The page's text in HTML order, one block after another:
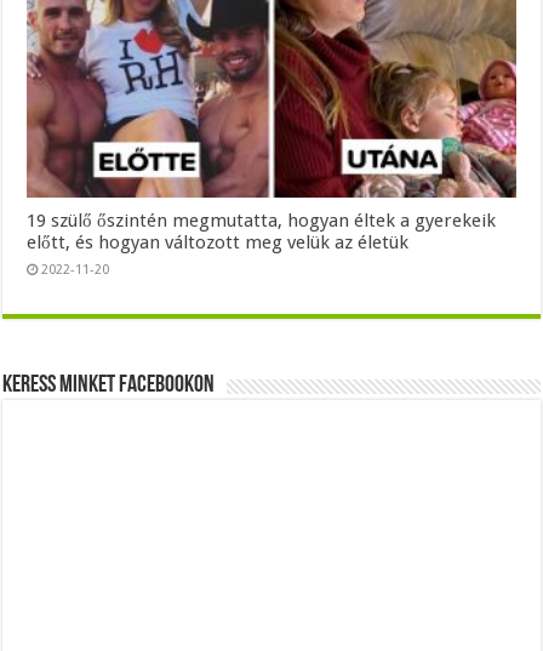
19 szülő őszintén megmutatta, hogyan éltek a gyerekeik
előtt, és hogyan változott meg velük az életük
2022-11-20
Keress minket Facebookon